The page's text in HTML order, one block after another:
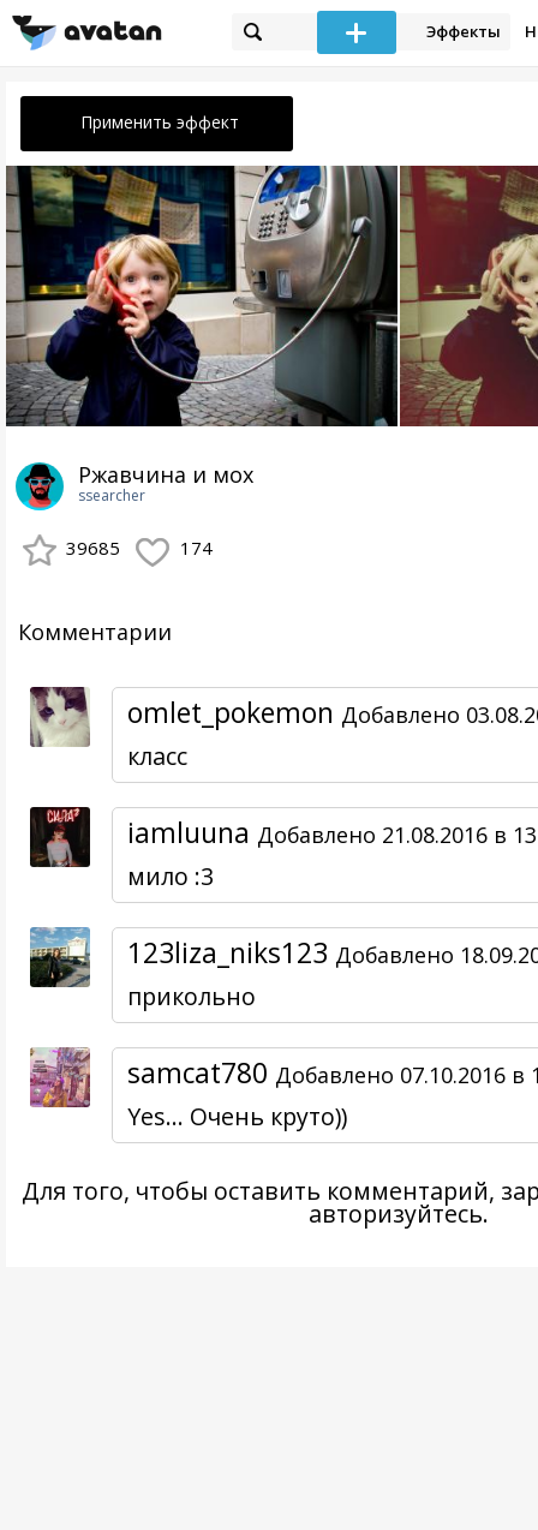
Эффекты
Применить эффект
Ржавчина и мох
ssearcher
39685 174
Комментарии
omlet_pokemon Добавлено
класс
iamluuna Добавлено 21.08.2016 в
мило :3
123liza_niks123 Добавлено
прикольно
samcat780 Добавлено 07.10.2016 в
Yes... Очень круто))
Для того, чтобы оставить комментарий,
авторизуйтесь.